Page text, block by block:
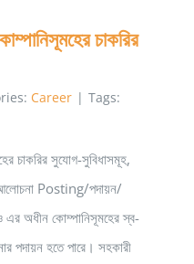
চাকরির
Career | Tags:
চাকরির সুযোগ-সুবিধাসমূহ,
আলোচনা Posting/পদায়ন/
ও এর অধীন কোম্পানিসূমহের স্ব-
পদায়ন হতে পারে। সহকারী